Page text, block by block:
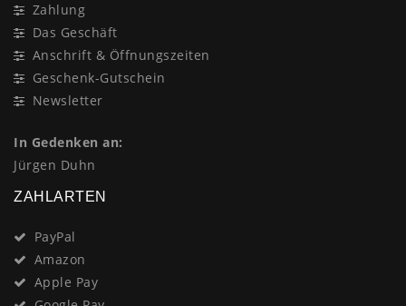
Zahlung
Das Geschäft
Anschrift & Öffnungszeiten
Geschenk-Gutschein
Newsletter
In Gedenken an:
Jürgen Duhn
ZAHLARTEN
PayPal
Amazon
Apple Pay